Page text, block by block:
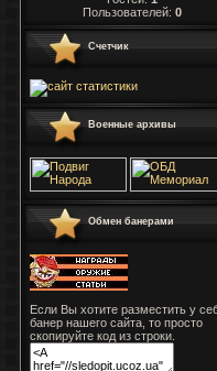
Пользователей: 0
Счетчик
Военные архивы
Обмен банерами
Если Вы хотите разместить у
банер нашего сайта, то просто
скопируйте код из строки.